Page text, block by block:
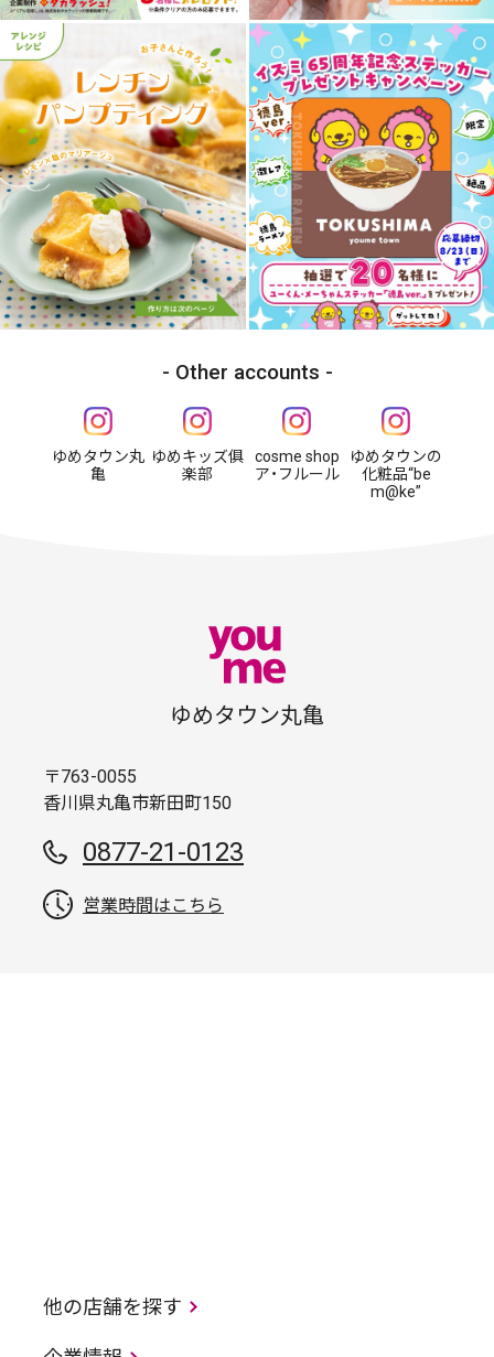
Other accounts
ゆめタウン丸
亀
ゆめキッズ俱
楽部
cosme shop
ア・フルール
ゆめタウンの
化粧品“be
m@ke”
ゆめタウン丸亀
〒763-0055
香川県丸亀市新田町150
0877-21-0123
営業時間はこちら
他の店舗を探す